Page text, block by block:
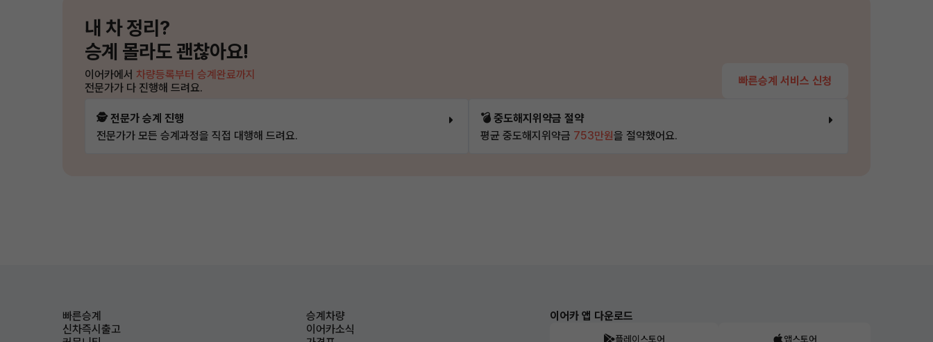
내 차 정리?
승계 몰라도 괜찮아요!
이어카에서 차량등록부터 승계완료까지
전문가가 다 진행해 드려요.
빠른승계 서비스 신청
🕵️ 전문가 승계 진행
전문가가 모든 승계과정을 직접 대행해 드려요.
💣 중도해지위약금 절약
평균 중도해지위약금 753만원을 절약했어요.
빠른승계
승계차량
신차즉시출고
이어카소식
이어카 앱 다운로드
플레이스토어 앱스토어